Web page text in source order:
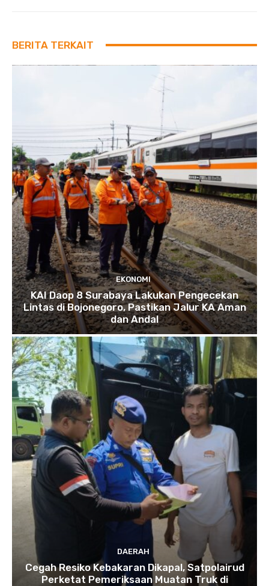
BERITA TERKAIT
EKONOMI
KAI Daop 8 Surabaya Lakukan Pengecekan
Lintas di Bojonegoro, Pastikan Jalur KA Aman
dan Andal
DAERAH
Cegah Resiko Kebakaran Dikapal, Satpolairud
Perketat Pemeriksaan Muatan Truk di